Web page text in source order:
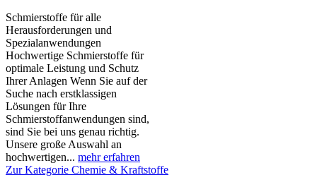
Schmierstoffe für alle
Herausforderungen und
Spezialanwendungen
Hochwertige Schmierstoffe für
optimale Leistung und Schutz
Ihrer Anlagen Wenn Sie auf der
Suche nach erstklassigen
Lösungen für Ihre
Schmierstoffanwendungen sind,
sind Sie bei uns genau richtig.
Unsere große Auswahl an
hochwertigen... mehr erfahren
Zur Kategorie Chemie & Kraftstoffe